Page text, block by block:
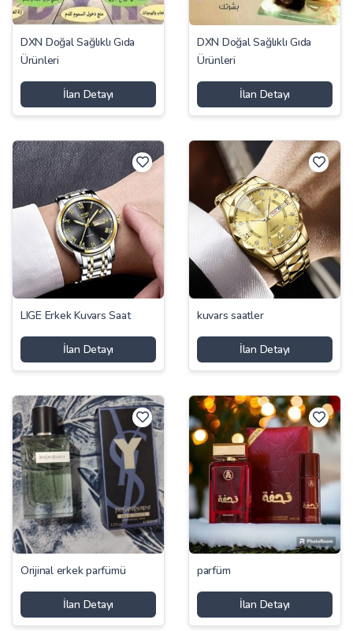
DXN Doğal Sağlıklı Gıda
Ürünleri
İlan Detayı
DXN Doğal Sağlıklı Gıda
Ürünleri
İlan Detayı
LIGE Erkek Kuvars Saat
İlan Detayı
kuvars saatler
İlan Detayı
Orijinal erkek parfümü
İlan Detayı
parfüm
İlan Detayı